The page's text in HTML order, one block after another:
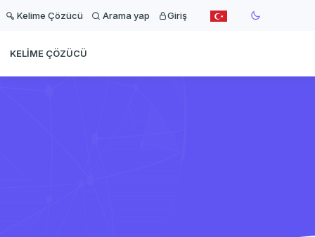
Kelime Çözücü Arama yap Giriş
KELIME ÇÖZÜCÜ